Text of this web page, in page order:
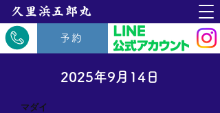
​久里浜五郎丸
予約
2025年9月14日
マダイ